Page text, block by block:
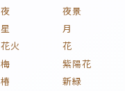
夜
夜景
星
月
花火
花
梅
紫陽花
椿
新緑